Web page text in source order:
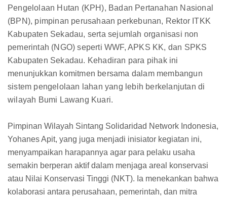
Pengelolaan Hutan (KPH), Badan Pertanahan Nasional
(BPN), pimpinan perusahaan perkebunan, Rektor ITKK
Kabupaten Sekadau, serta sejumlah organisasi non
pemerintah (NGO) seperti WWF, APKS KK, dan SPKS
Kabupaten Sekadau. Kehadiran para pihak ini
menunjukkan komitmen bersama dalam membangun
sistem pengelolaan lahan yang lebih berkelanjutan di
wilayah Bumi Lawang Kuari.
Pimpinan Wilayah Sintang Solidaridad Network Indonesia,
Yohanes Apit, yang juga menjadi inisiator kegiatan ini,
menyampaikan harapannya agar para pelaku usaha
semakin berperan aktif dalam menjaga areal konservasi
atau Nilai Konservasi Tinggi (NKT). Ia menekankan bahwa
kolaborasi antara perusahaan, pemerintah, dan mitra